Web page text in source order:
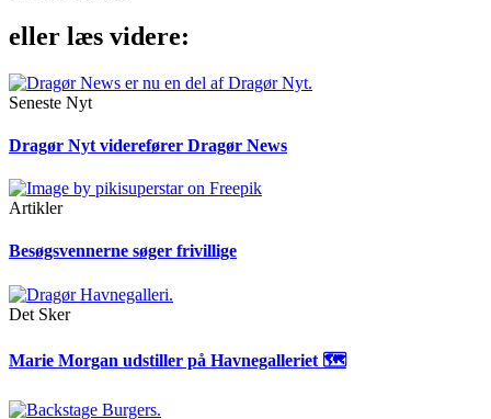
eller læs videre:
Seneste Nyt
Dragør Nyt viderefører Dragør News
Artikler
Besøgsvennerne søger frivillige
Det Sker
Marie Morgan udstiller på Havnegalleriet 🗺